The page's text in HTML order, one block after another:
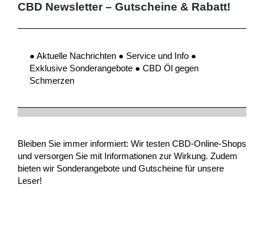
CBD Newsletter – Gutscheine & Rabatt!
● Aktuelle Nachrichten ● Service und Info ●
Exklusive Sonderangebote ● CBD Öl gegen
Schmerzen
Bleiben Sie immer informiert: Wir testen CBD-Online-Shops
und versorgen Sie mit Informationen zur Wirkung. Zudem
bieten wir Sonderangebote und Gutscheine für unsere
Leser!